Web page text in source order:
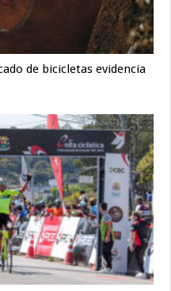
de bicicletas evidencia